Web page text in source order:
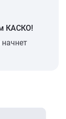
КАСКО!